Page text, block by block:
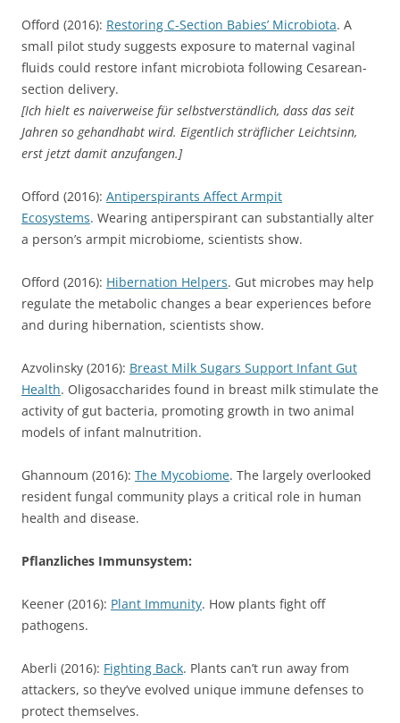
Offord (2016): Restoring C-Section Babies’ Microbiota. A
small pilot study suggests exposure to maternal vaginal
fluids could restore infant microbiota following Cesarean-
section delivery.
[Ich hielt es naiverweise für selbstverständlich, dass das seit
Jahren so gehandhabt wird. Eigentlich sträflicher Leichtsinn,
erst jetzt damit anzufangen.]
Offord (2016): Antiperspirants Affect Armpit
Ecosystems. Wearing antiperspirant can substantially alter
a person’s armpit microbiome, scientists show.
Offord (2016): Hibernation Helpers. Gut microbes may help
regulate the metabolic changes a bear experiences before
and during hibernation, scientists show.
Azvolinsky (2016): Breast Milk Sugars Support Infant Gut
Health. Oligosaccharides found in breast milk stimulate the
activity of gut bacteria, promoting growth in two animal
models of infant malnutrition.
Ghannoum (2016): The Mycobiome. The largely overlooked
resident fungal community plays a critical role in human
health and disease.
Pflanzliches Immunsystem:
Keener (2016): Plant Immunity. How plants fight off
pathogens.
Aberli (2016): Fighting Back. Plants can’t run away from
attackers, so they’ve evolved unique immune defenses to
protect themselves.